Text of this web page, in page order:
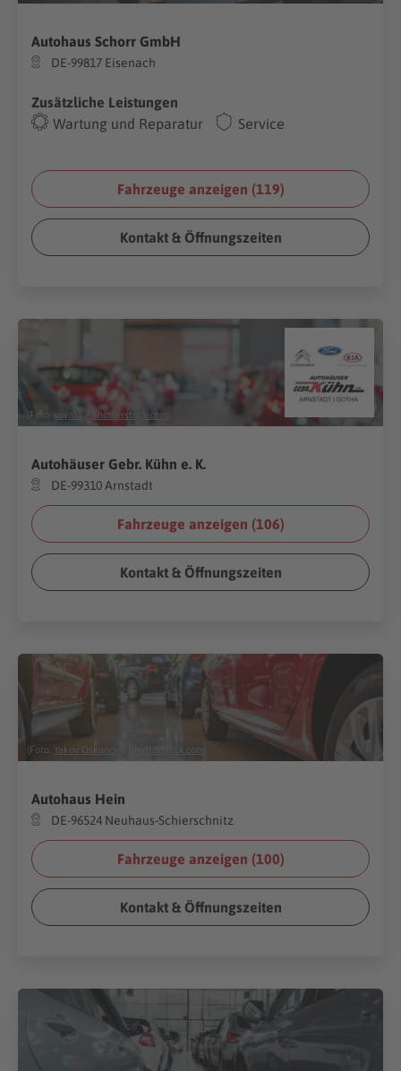
Autohaus Schorr GmbH
DE-99817 Eisenach
Zusätzliche Leistungen
Wartung und Reparatur
Service
Fahrzeuge anzeigen (119)
Kontakt & Öffnungszeiten
(Foto: voyata Shutterstock.com
Autohäuser Gebr. Kühn e. K.
DE-99310 Arnstadt
Fahrzeuge anzeigen (106)
Kontakt & Öffnungszeiten
(Foto: Yakov Oskanov Shutterstock.com
Autohaus Hein
DE-96524 Neuhaus-Schierschnitz
Fahrzeuge anzeigen (100)
Kontakt & Öffnungszeiten